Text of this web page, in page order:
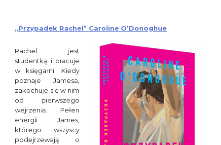
„Przypadek Rachel” Caroline O’Donoghue
Rachel jest
studentką i pracuje
w księgarni. Kiedy
poznaje Jamesa,
zakochuje się w nim
od pierwszego
wejrzenia. Pełen
energii James,
którego wszyscy
podejrzewają o